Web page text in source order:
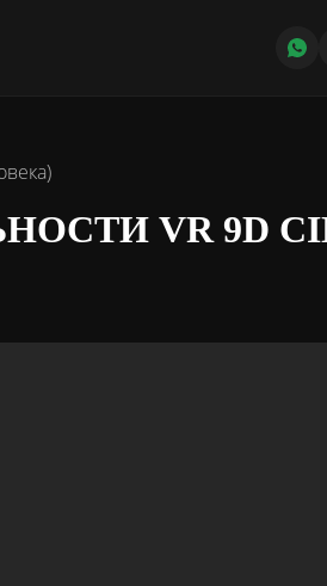
VR 9D